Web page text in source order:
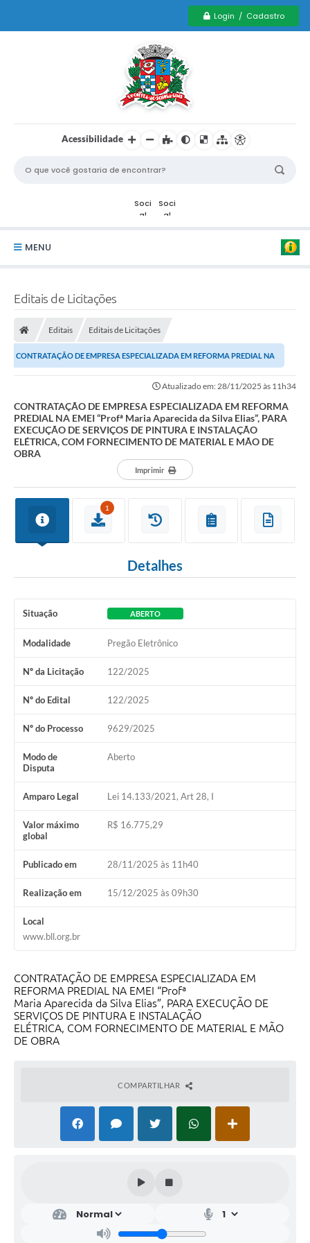
Login / Cadastro
Acessibilidade
MENU
Ouvidoria
Departamentos
Utilidade Pública
X Conferência Municipal de Saúde de Lins
Carteira municipal de identificação de mães ou
responsáveis de pessoas com deficiência
PALESTRA SETEMBRO AMARELO - DRA. BEATRIZ GODOY
Relação dos Itinerários do Transporte Público
Consulta Pública sobre o Plano Municipal de
Saneamento Básico de Lins
FAQ
Contato
Lei Orgânica
Educação
Meio Ambiente
Saúde
Plano de Contingência 2024-2025 Lins/SP
Tributos
Editais de Licitações
Editais Editais de Licitações
CONTRATAÇÃO DE EMPRESA ESPECIALIZADA EM REFORMA PREDIAL NA
EMEI “Profª Maria Aparecida da Silva Elias”, PARA...
Atualizado em: 28/11/2025 às 11h34
CONTRATAÇÃO DE EMPRESA ESPECIALIZADA EM REFORMA
PREDIAL NA EMEI “Profª Maria Aparecida da Silva Elias”, PARA
EXECUÇÃO DE SERVIÇOS DE PINTURA E INSTALAÇÃO
ELÉTRICA, COM FORNECIMENTO DE MATERIAL E MÃO DE
OBRA
Imprimir
1
Detalhes
Situação ABERTO
Modalidade Pregão Eletrônico
Nº da Licitação 122/2025
Nº do Edital 122/2025
Nº do Processo 9629/2025
Modo de
Disputa
Aberto
Amparo Legal Lei 14.133/2021, Art 28, I
Valor máximo
global
R$ 16.775,29
Publicado em 28/11/2025 às 11h40
Realização em 15/12/2025 às 09h30
Local
www.bll.org.br
CONTRATAÇÃO DE EMPRESA ESPECIALIZADA EM
REFORMA PREDIAL NA EMEI “Profª
Maria Aparecida da Silva Elias”, PARA EXECUÇÃO DE
SERVIÇOS DE PINTURA E INSTALAÇÃO
ELÉTRICA, COM FORNECIMENTO DE MATERIAL E MÃO
DE OBRA
COMPARTILHAR